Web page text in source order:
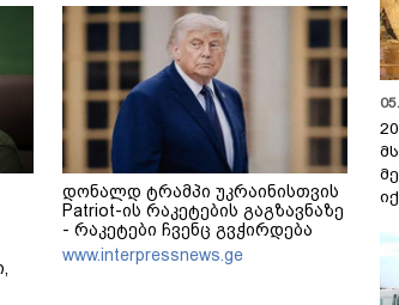
დონალდ ტრამპი უკრაინისთვის
Patriot-ის რაკეტების გაგზავნაზე
- რაკეტები ჩვენც გვჭირდება
www.interpressnews.ge